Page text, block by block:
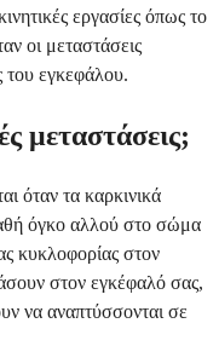
εργασίες όπως το
οι μεταστάσεις
του εγκεφάλου.
μεταστάσεις;
όταν τα καρκινικά
όγκο αλλού στο σώμα
κυκλοφορίας στον
στον εγκέφαλό σας,
να αναπτύσσονται σε